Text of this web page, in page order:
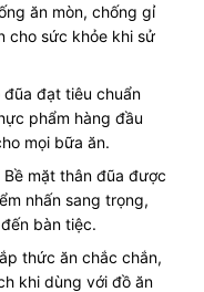
ăn mòn, chống gỉ
cho sức khỏe khi sử
đũa đạt tiêu chuẩn
phẩm hàng đầu
mọi bữa ăn.
Bề mặt thân đũa được
nhấn sang trọng,
bàn tiệc.
thức ăn chắc chắn,
khi dùng với đồ ăn